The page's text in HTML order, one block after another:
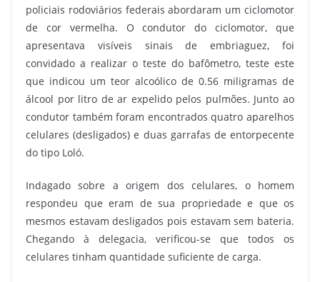
policiais rodoviários federais abordaram um ciclomotor
de cor vermelha. O condutor do ciclomotor, que
apresentava visíveis sinais de embriaguez, foi
convidado a realizar o teste do bafômetro, teste este
que indicou um teor alcoólico de 0.56 miligramas de
álcool por litro de ar expelido pelos pulmões. Junto ao
condutor também foram encontrados quatro aparelhos
celulares (desligados) e duas garrafas de entorpecente
do tipo Loló.
Indagado sobre a origem dos celulares, o homem
respondeu que eram de sua propriedade e que os
mesmos estavam desligados pois estavam sem bateria.
Chegando à delegacia, verificou-se que todos os
celulares tinham quantidade suficiente de carga.